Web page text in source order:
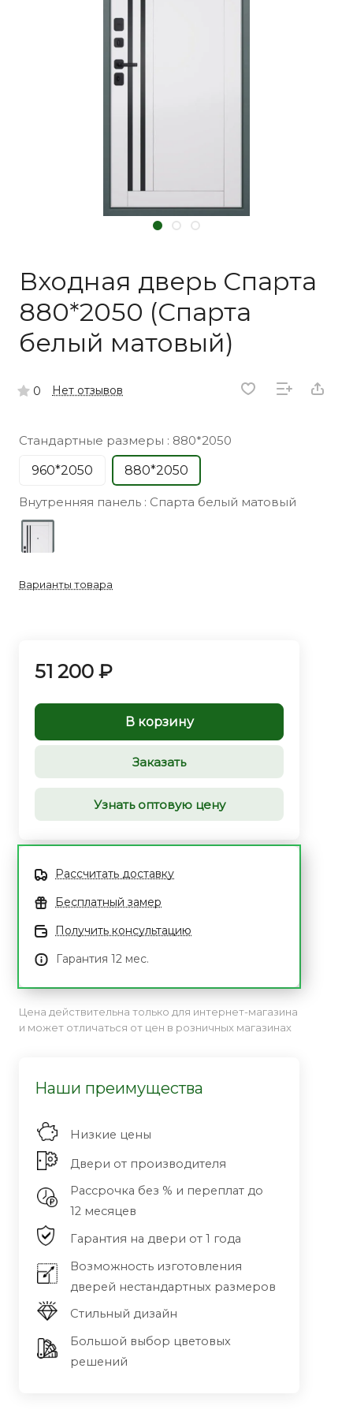
Входная дверь Спарта
880*2050 (Спарта
белый матовый)
0 Нет отзывов
Стандартные размеры : 880*2050
960*2050
880*2050
Внутренняя панель : Спарта белый матовый
Варианты товара
51 200 ₽
В корзину
Заказать
Узнать оптовую цену
Рассчитать доставку
Бесплатный замер
Получить консультацию
Гарантия 12 мес.
Цена действительна только для интернет-магазина
и может отличаться от цен в розничных магазинах
Наши преимущества
Низкие цены
Двери от производителя
Рассрочка без % и переплат до
12 месяцев
Гарантия на двери от 1 года
Возможность изготовления
дверей нестандартных размеров
Стильный дизайн
Большой выбор цветовых
решений